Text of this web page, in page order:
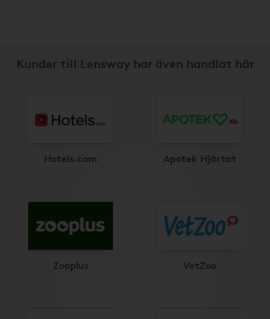
Kunder till Lensway har även handlat här
Hotels.com Apotek Hjärtat
Zooplus VetZoo